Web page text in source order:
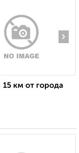
›
км от города